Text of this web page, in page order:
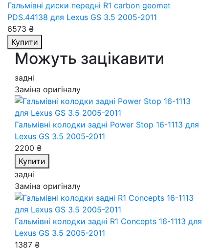
Гальмівні диски передні R1 carbon geomet
PDS.44138 для Lexus GS 3.5 2005-2011
6573 ₴
Купити
Можуть зацікавити
задні
Заміна оригіналу
Гальмівні колодки задні Power Stop 16-1113 для
Lexus GS 3.5 2005-2011
2200 ₴
Купити
задні
Заміна оригіналу
Гальмівні колодки задні R1 Concepts 16-1113 для
Lexus GS 3.5 2005-2011
1387 ₴